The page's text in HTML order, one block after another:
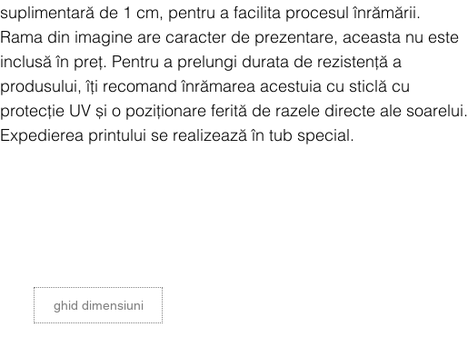
suplimentară de 1 cm, pentru a facilita procesul înrămării.
Rama din imagine are caracter de prezentare, aceasta nu este
inclusă în preț. Pentru a prelungi durata de rezistență a
produsului, îți recomand înrămarea acestuia cu sticlă cu
protecție UV și o poziționare ferită de razele directe ale soarelui.
Expedierea printului se realizează în tub special.
ghid dimensiuni